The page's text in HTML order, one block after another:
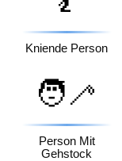
Kniende Person
🧑‍🦯
Person Mit
Gehstock